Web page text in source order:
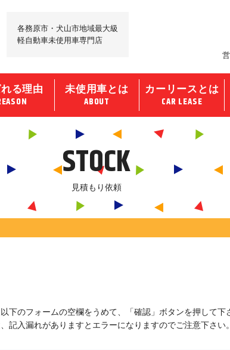
各務原市・犬山市地域最大級
軽自動車未使用車専門店
る理由 未使用車とは
ABOUT
カーリースとは
CAR LEASE
STOCK
見積もり依頼
下のフォームの空欄をうめて、「確認」ボタンを押して下
記入漏れがありますとエラーになりますのでご注意下さい。